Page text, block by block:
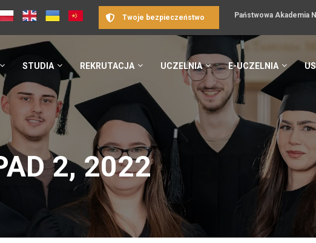
Państwowa Akademia
Twoje bezpieczeństwo
STUDIA REKRUTACJA UCZELNIA E-UCZELNIA
2, 2022